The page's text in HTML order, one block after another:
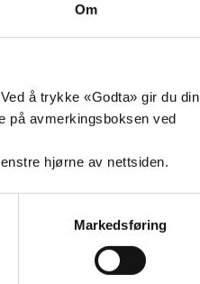
Om
å trykke «Godta» gir du din
på avmerkingsboksen ved
hjørne av nettsiden.
Markedsføring
den